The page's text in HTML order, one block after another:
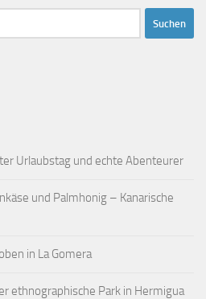
Urlaubstag und echte Abenteurer
und Palmhonig – Kanarische
in La Gomera
ethnographische Park in Hermigua